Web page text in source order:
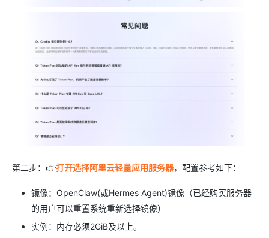
第二步：👉打开选择阿里云轻量应用服务器，配置参考如下：
镜像：OpenClaw(或Hermes Agent)镜像（已经购买服务器
的用户可以重置系统重新选择镜像）
实例：内存必须2GiB及以上。